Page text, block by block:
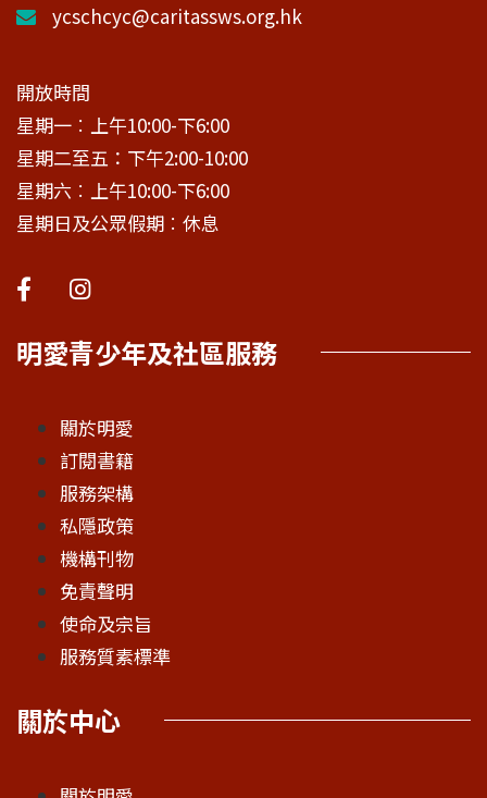
ycschcyc@caritassws.org.hk
開放時間
星期一︰上午10:00-下6:00
星期二至五：下午2:00-10:00
星期六︰上午10:00-下6:00
星期日及公眾假期︰休息
明愛青少年及社區服務
關於明愛
訂閱書籍
服務架構
私隱政策
機構刊物
免責聲明
使命及宗旨
服務質素標準
關於中心